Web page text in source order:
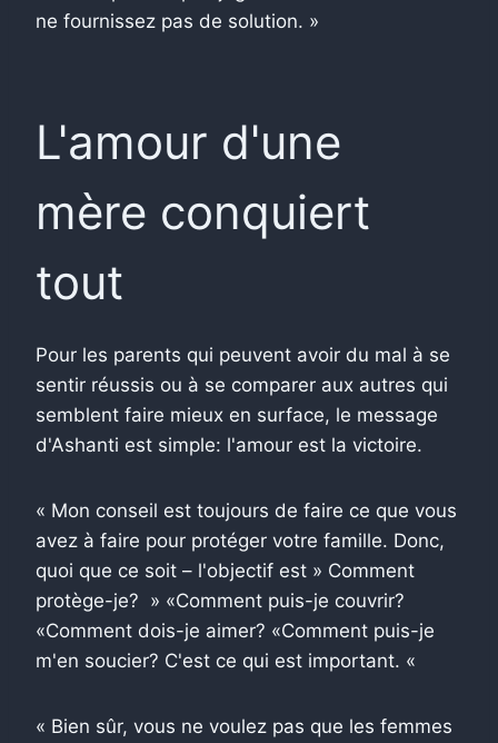
ne fournissez pas de solution. »
L'amour d'une
mère conquiert
tout
Pour les parents qui peuvent avoir du mal à se
sentir réussis ou à se comparer aux autres qui
semblent faire mieux en surface, le message
d'Ashanti est simple: l'amour est la victoire.
« Mon conseil est toujours de faire ce que vous
avez à faire pour protéger votre famille. Donc,
quoi que ce soit – l'objectif est » Comment
protège-je? » «Comment puis-je couvrir?
«Comment dois-je aimer? «Comment puis-je
m'en soucier? C'est ce qui est important. «
« Bien sûr, vous ne voulez pas que les femmes